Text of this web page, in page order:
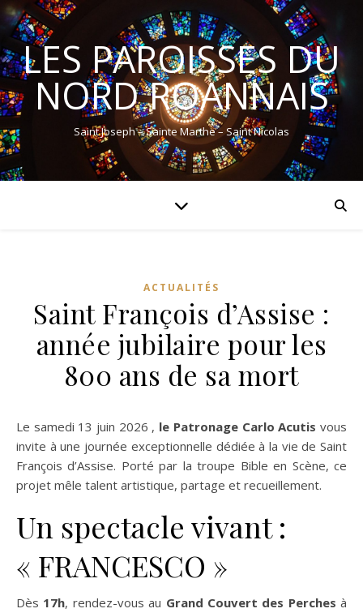
LES PAROISSES DU
NORD ROANNAIS
Saint Joseph – Sainte Marthe – Saint Nicolas
ACTUALITÉS
Saint François d’Assise :
année jubilaire pour les
800 ans de sa mort
Le samedi 13 juin 2026 , le Patronage Carlo Acutis vous
invite à une journée exceptionnelle dédiée à la vie de Saint
François d’Assise. Porté par la troupe Bible en Scène, ce
projet mêle talent artistique, partage et recueillement.
Un spectacle vivant :
« FRANCESCO »
Dès 17h, rendez-vous au Grand Couvert des Perches à